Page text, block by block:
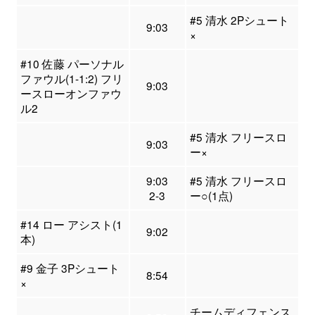
9:03
#5 清水 2Pシュート
×
#10 佐藤 パーソナル
ファウル(1-1:2) フリ
ースローオンファウ
ル2
9:03
9:03
#5 清水 フリースロ
ー×
9:03
2-3
#5 清水 フリースロ
ー○(1点)
#14 ロー アシスト(1
本)
9:02
#9 金子 3Pシュート
×
8:54
チームディフェンス